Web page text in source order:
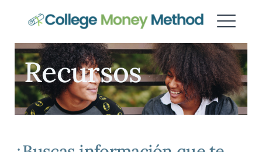
Método del dinero para la
universidad
Recursos